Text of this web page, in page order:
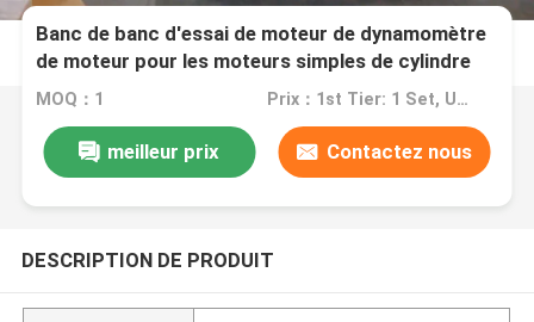
Banc de banc d'essai de moteur de dynamomètre
de moteur pour les moteurs simples de cylindre
MOQ：1 Prix：1st Tier: 1 Set, Unit Price USD 3.00 2nd Tier: 2-5 Sets, Unit Price USD 2.00 3rd Tier: Over 5 Sets, Unit Price USD 1.00
meilleur prix Contactez nous
DESCRIPTION DE PRODUIT